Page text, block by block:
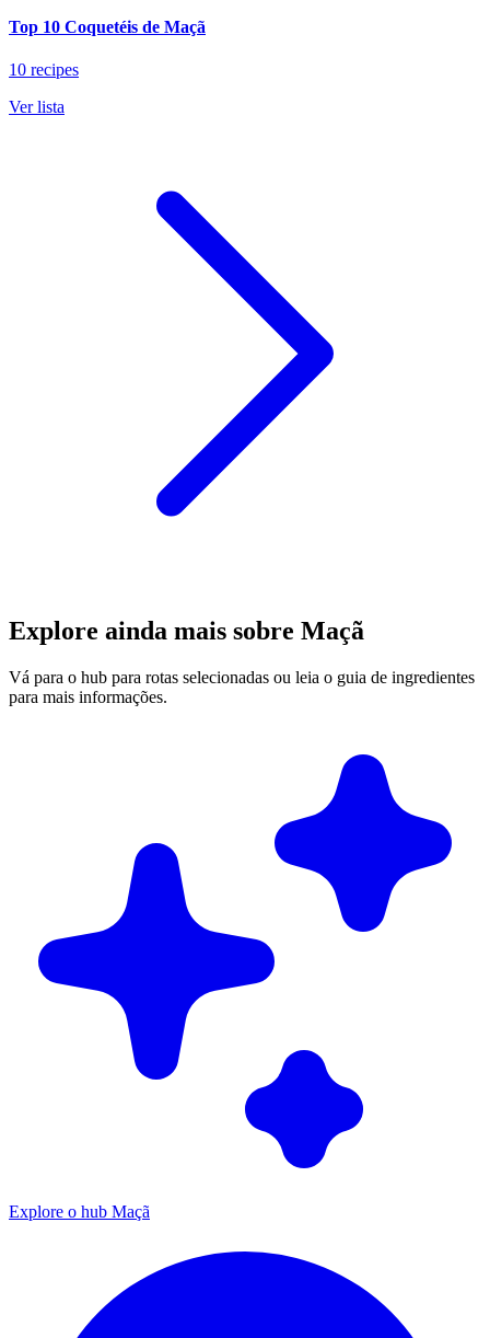
Top 10 Coquetéis de Maçã
10 recipes
Ver lista
Explore ainda mais sobre Maçã
Vá para o hub para rotas selecionadas ou leia o guia de ingredientes
para mais informações.
Explore o hub Maçã